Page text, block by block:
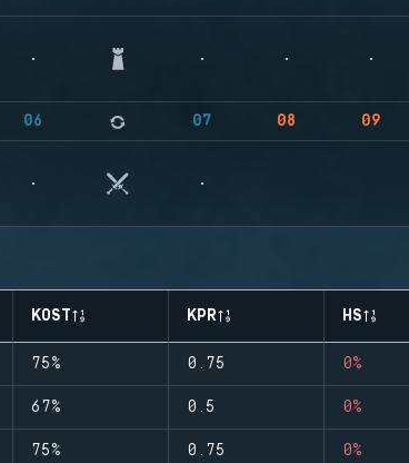
06 07 08 09
KOST KPR HS
75% 0.75 0%
67% 0.5 0%
75% 0.75 0%